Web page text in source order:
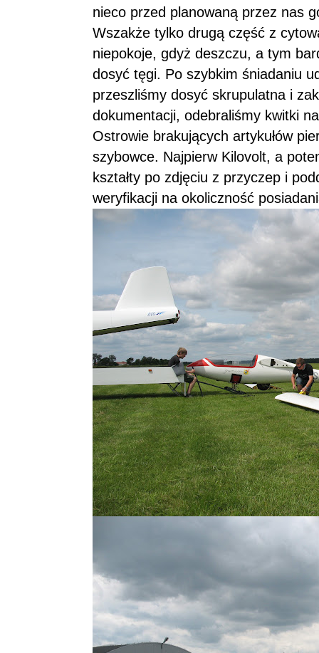
nieco przed planowaną przez nas
Wszakże tylko drugą część z
niepokoje, gdyż deszczu, a tym
dosyć tęgi. Po szybkim śniadaniu
przeszliśmy dosyć skrupulatna i
dokumentacji, odebraliśmy kwitki
Ostrowie brakujących artykułów
szybowce. Najpierw Kilovolt, a
kształty po zdjęciu z przyczep i
weryfikacji na okoliczność